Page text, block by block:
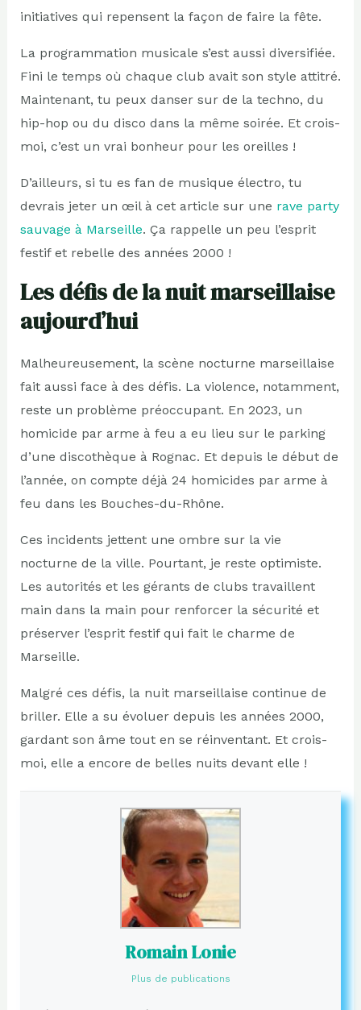
initiatives qui repensent la façon de faire la fête.
La programmation musicale s’est aussi diversifiée.
Fini le temps où chaque club avait son style attitré.
Maintenant, tu peux danser sur de la techno, du
hip-hop ou du disco dans la même soirée. Et crois-
moi, c’est un vrai bonheur pour les oreilles !
D’ailleurs, si tu es fan de musique électro, tu
devrais jeter un œil à cet article sur une rave party
sauvage à Marseille. Ça rappelle un peu l’esprit
festif et rebelle des années 2000 !
Les défis de la nuit marseillaise
aujourd’hui
Malheureusement, la scène nocturne marseillaise
fait aussi face à des défis. La violence, notamment,
reste un problème préoccupant. En 2023, un
homicide par arme à feu a eu lieu sur le parking
d’une discothèque à Rognac. Et depuis le début de
l’année, on compte déjà 24 homicides par arme à
feu dans les Bouches-du-Rhône.
Ces incidents jettent une ombre sur la vie
nocturne de la ville. Pourtant, je reste optimiste.
Les autorités et les gérants de clubs travaillent
main dans la main pour renforcer la sécurité et
préserver l’esprit festif qui fait le charme de
Marseille.
Malgré ces défis, la nuit marseillaise continue de
briller. Elle a su évoluer depuis les années 2000,
gardant son âme tout en se réinventant. Et crois-
moi, elle a encore de belles nuits devant elle !
Romain Lonie
Plus de publications